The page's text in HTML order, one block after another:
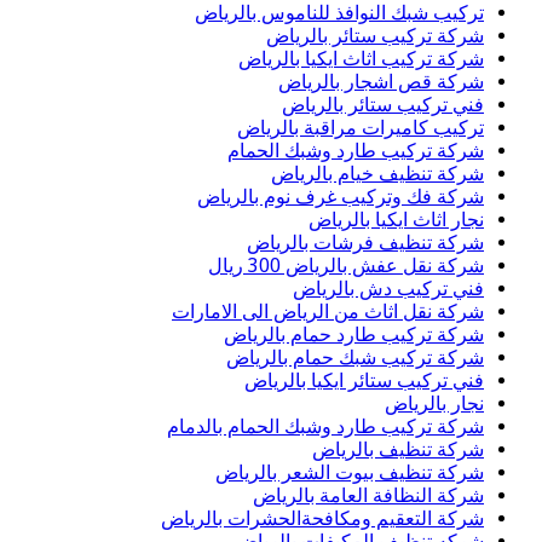
تركيب شبك النوافذ للناموس بالرياض
شركة تركيب ستائر بالرياض
شركة تركيب اثاث ايكيا بالرياض
شركة قص اشجار بالرياض
فني تركيب ستائر بالرياض
تركيب كاميرات مراقبة بالرياض
شركة تركيب طارد وشبك الحمام
شركة تنظيف خيام بالرياض
شركة فك وتركيب غرف نوم بالرياض
نجار اثاث ايكيا بالرياض
شركة تنظيف فرشات بالرياض
شركة نقل عفش بالرياض 300 ريال
فني تركيب دش بالرياض
شركة نقل اثاث من الرياض الى الامارات
شركة تركيب طارد حمام بالرياض
شركة تركيب شبك حمام بالرياض
فني تركيب ستائر ايكيا بالرياض
نجار بالرياض
شركة تركيب طارد وشبك الحمام بالدمام
شركة تنظيف بالرياض
شركة تنظيف بيوت الشعر بالرياض
شركة النظافة العامة بالرياض
شركة التعقيم ومكافحةالحشرات بالرياض